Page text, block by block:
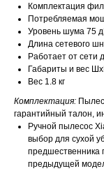
Комплектация
Потребляемая
Уровень шума 75
Длина сетевого
Работает от сети
Габариты и вес
Вес 1.8 кг
Комплектация:
гарантийный талон,
Ручной пылесос
выбор для сухой
предшественника
предыдущей